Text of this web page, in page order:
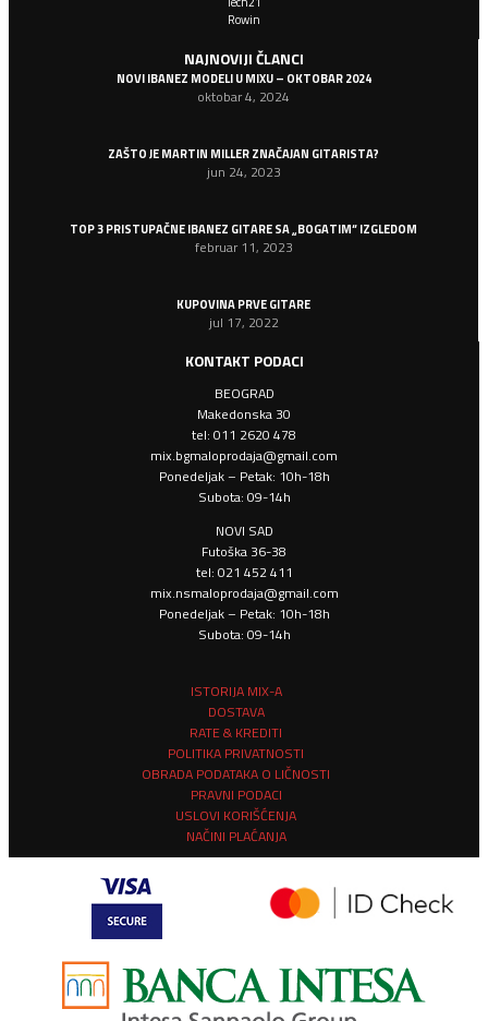
Rowin
NAJNOVIJI ČLANCI
NOVI IBANEZ MODELI U MIXU – OKTOBAR 2024
oktobar 4, 2024
ZAŠTO JE MARTIN MILLER ZNAČAJAN GITARISTA?
jun 24, 2023
TOP 3 PRISTUPAČNE IBANEZ GITARE SA „BOGATIM“ IZGLEDOM
februar 11, 2023
KUPOVINA PRVE GITARE
jul 17, 2022
KONTAKT PODACI
BEOGRAD
Makedonska 30
tel: 011 2620 478
mix.bgmaloprodaja@gmail.com
Ponedeljak – Petak: 10h-18h
Subota: 09-14h
NOVI SAD
Futoška 36-38
tel: 021 452 411
mix.nsmaloprodaja@gmail.com
Ponedeljak – Petak: 10h-18h
Subota: 09-14h
ISTORIJA MIX-A
DOSTAVA
RATE & KREDITI
POLITIKA PRIVATNOSTI
OBRADA PODATAKA O LIČNOSTI
PRAVNI PODACI
USLOVI KORIŠĆENJA
NAČINI PLAĆANJA